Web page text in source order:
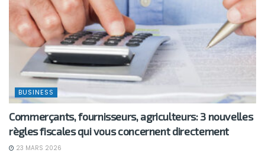
BUSINESS
Commerçants, fournisseurs, agriculteurs: 3 nouvelles
règles fiscales qui vous concernent directement
23 MARS 2026